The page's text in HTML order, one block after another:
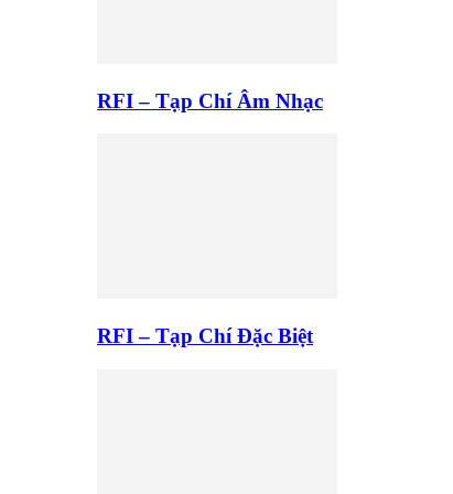
RFI – Tạp Chí Âm Nhạc
RFI – Tạp Chí Đặc Biệt